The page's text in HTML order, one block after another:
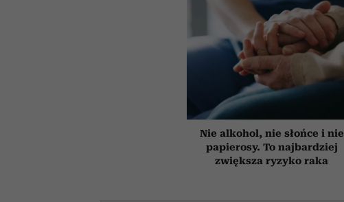
Nie alkohol, nie słońce i nie
papierosy. To najbardziej
zwiększa ryzyko raka